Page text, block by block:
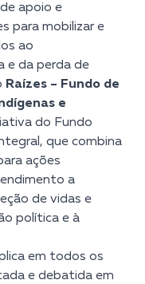
apoio e
para mobilizar e
ao
e da perda de
Raízes – Fundo de
e
do Fundo
que combina
ações
a
de vidas e
política e à
em todos os
e debatida em